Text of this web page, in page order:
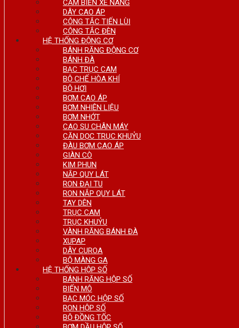
CẢM BIẾN XE NÂNG
DÂY CAO ÁP
CÔNG TẮC TIẾN LÙI
CÔNG TẮC ĐÈN
HỆ THỐNG ĐỘNG CƠ
BÁNH RĂNG ĐỘNG CƠ
BÁNH ĐÀ
BẠC TRỤC CAM
BỘ CHẾ HÒA KHÍ
BỘ HƠI
BƠM CAO ÁP
BƠM NHIÊN LIỆU
BƠM NHỚT
CAO SU CHÂN MÁY
CĂN DỌC TRỤC KHUỶU
ĐÀU BƠM CAO ÁP
GIÀN CÒ
KIM PHUN
NẮP QUY LÁT
RON ĐẠI TU
RON NẮP QUY LÁT
TAY DÊN
TRỤC CAM
TRỤC KHUỶU
VÀNH RĂNG BÁNH ĐÀ
XUPAP
DÂY CUROA
BỘ MÀNG GA
HỆ THỐNG HỘP SỐ
BÁNH RĂNG HỘP SỐ
BIẾN MÔ
BẠC MÓC HỘP SỐ
RON HỘP SỐ
BỘ ĐỒNG TỐC